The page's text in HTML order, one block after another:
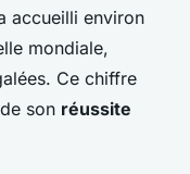
accueilli environ
mondiale,
Ce chiffre
son réussite